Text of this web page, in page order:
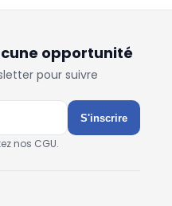
opportunité
pour suivre
S'inscrire
nos CGU.